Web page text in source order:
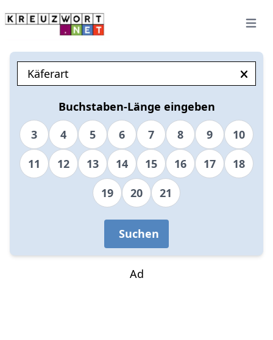
Open
Buchstaben-Länge eingeben
3
4 5 6 7 8 9
10
11
12 13 14 15 16 17
18
19
20 21
Suchen
Ad